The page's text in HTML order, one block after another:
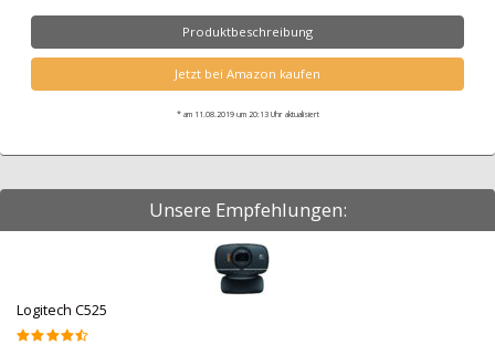
Produktbeschreibung
Jetzt bei Amazon kaufen
* am 11.08.2019 um 20:13 Uhr aktualisiert
Unsere Empfehlungen:
Logitech C525